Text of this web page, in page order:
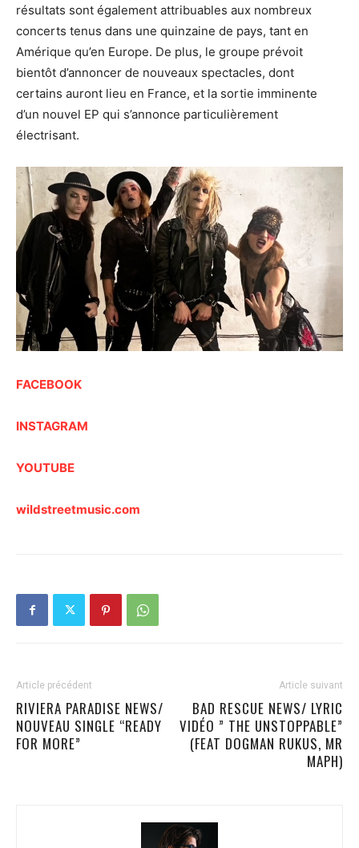
résultats sont également attribuables aux nombreux
concerts tenus dans une quinzaine de pays, tant en
Amérique qu’en Europe. De plus, le groupe prévoit
bientôt d’annoncer de nouveaux spectacles, dont
certains auront lieu en France, et la sortie imminente
d’un nouvel EP qui s’annonce particulièrement
électrisant.
FACEBOOK
INSTAGRAM
YOUTUBE
wildstreetmusic.com
Article précédent
RIVIERA PARADISE NEWS/
NOUVEAU SINGLE “READY
FOR MORE”
Article suivant
BAD RESCUE NEWS/ LYRIC
VIDÉO ” THE UNSTOPPABLE”
(FEAT DOGMAN RUKUS, MR
MAPH)